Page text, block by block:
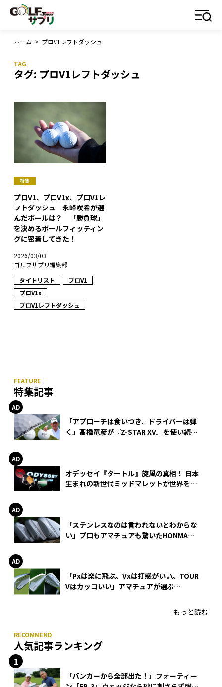
ホーム > プロV1レフトダッシュ
タグ: プロV1レフトダッシュ
特集
プロV1、プロV1x、プロV1レ
フトダッシュ 永峰咲希が選
んだボールは？ 「勝負球」
を決めるボールフィッティン
グに密着してきた！
2026/03/03
ゴルフサプリ編集部
タイトリスト
プロV1
プロV1x
プロV1レフトダッシュ
特集記事
「アプローチは食いつき、ドライバーは弾
く」髙橋竜彦が『Z-STAR XV』を使い続け
オデッセイ『タートル』旋風の真相！ 日本
生まれの新世代ミッドマレットが世界を席
「ステンレスなのは言われないとわからな
い」プロもアマチュアも驚いたHONMA
「Pxは楽に飛ぶ。Vxは打感がいい。TOUR
Vはカッコいい」アマチュアが選ぶ
もっと読む
人気記事ランキング
「バンカーから全部出た！」フォーティー